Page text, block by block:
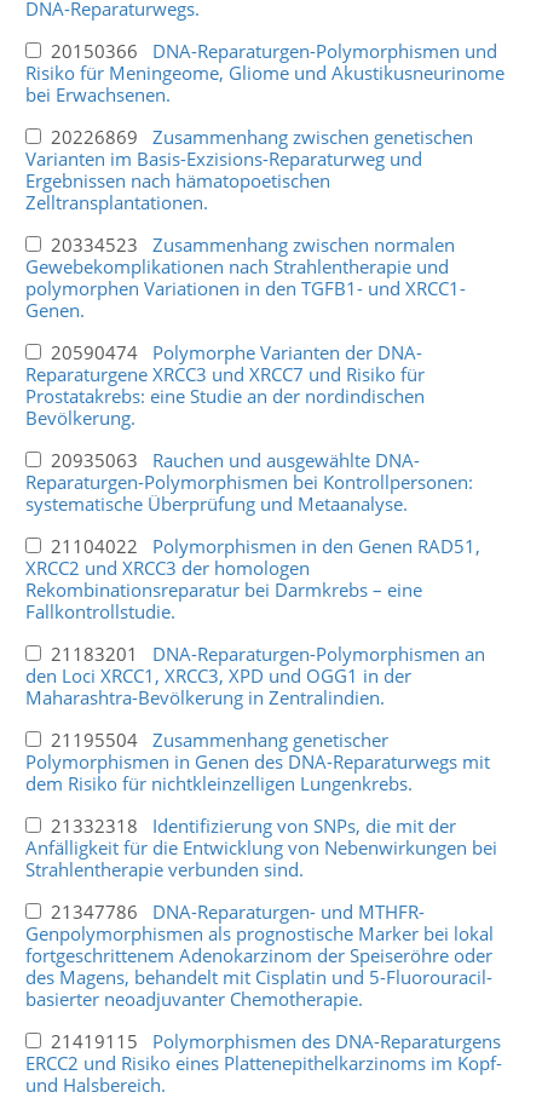
DNA-Reparaturwegs.
20150366 DNA-Reparaturgen-Polymorphismen und
Risiko für Meningeome, Gliome und Akustikusneurinome
bei Erwachsenen.
20226869 Zusammenhang zwischen genetischen
Varianten im Basis-Exzisions-Reparaturweg und
Ergebnissen nach hämatopoetischen
Zelltransplantationen.
20334523 Zusammenhang zwischen normalen
Gewebekomplikationen nach Strahlentherapie und
polymorphen Variationen in den TGFB1- und XRCC1-
Genen.
20590474 Polymorphe Varianten der DNA-
Reparaturgene XRCC3 und XRCC7 und Risiko für
Prostatakrebs: eine Studie an der nordindischen
Bevölkerung.
20935063 Rauchen und ausgewählte DNA-
Reparaturgen-Polymorphismen bei Kontrollpersonen:
systematische Überprüfung und Metaanalyse.
21104022 Polymorphismen in den Genen RAD51,
XRCC2 und XRCC3 der homologen
Rekombinationsreparatur bei Darmkrebs – eine
Fallkontrollstudie.
21183201 DNA-Reparaturgen-Polymorphismen an
den Loci XRCC1, XRCC3, XPD und OGG1 in der
Maharashtra-Bevölkerung in Zentralindien.
21195504 Zusammenhang genetischer
Polymorphismen in Genen des DNA-Reparaturwegs mit
dem Risiko für nichtkleinzelligen Lungenkrebs.
21332318 Identifizierung von SNPs, die mit der
Anfälligkeit für die Entwicklung von Nebenwirkungen bei
Strahlentherapie verbunden sind.
21347786 DNA-Reparaturgen- und MTHFR-
Genpolymorphismen als prognostische Marker bei lokal
fortgeschrittenem Adenokarzinom der Speiseröhre oder
des Magens, behandelt mit Cisplatin und 5-Fluorouracil-
basierter neoadjuvanter Chemotherapie.
21419115 Polymorphismen des DNA-Reparaturgens
ERCC2 und Risiko eines Plattenepithelkarzinoms im Kopf-
und Halsbereich.